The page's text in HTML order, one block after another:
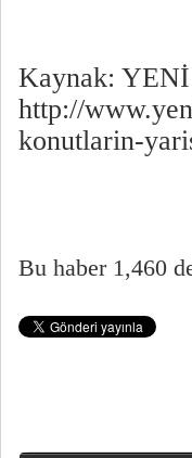
Kaynak:
http://
konutlarin-
Bu haber 1,460